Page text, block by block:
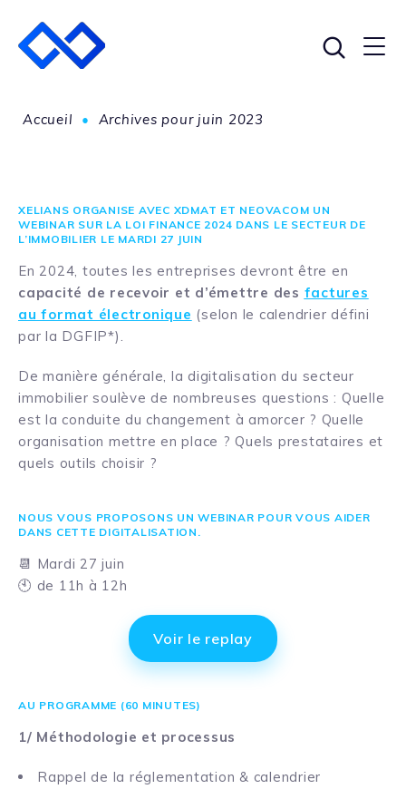
Accueil • Archives pour juin 2023
XELIANS ORGANISE AVEC XDMAT ET NEOVACOM UN
WEBINAR SUR LA LOI FINANCE 2024 DANS LE SECTEUR DE
L’IMMOBILIER LE MARDI 27 JUIN
En 2024, toutes les entreprises devront être en
capacité de recevoir et d’émettre des factures
au format électronique (selon le calendrier défini
par la DGFIP*).
De manière générale, la digitalisation du secteur
immobilier soulève de nombreuses questions : Quelle
est la conduite du changement à amorcer ? Quelle
organisation mettre en place ? Quels prestataires et
quels outils choisir ?
NOUS VOUS PROPOSONS UN WEBINAR POUR VOUS AIDER
DANS CETTE DIGITALISATION.
📆 Mardi 27 juin
🕙 de 11h à 12h
Voir le replay
AU PROGRAMME (60 MINUTES)
1/ Méthodologie et processus
Rappel de la réglementation & calendrier